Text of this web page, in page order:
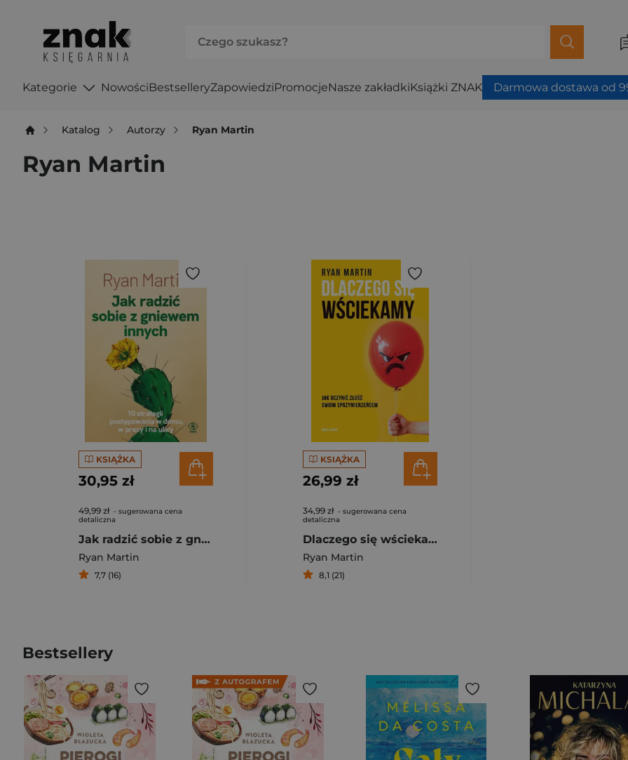
Kategorie NowościBestselleryZapowiedziPromocjeNasze zakładkiKsiążki ZNAK Darmowa dostawa od
Katalog Autorzy Ryan Martin
Ryan Martin
KSIĄŻKA
30,95 zł
49,99 zł - sugerowana cena
detaliczna
Jak radzić sobie z gniewem innych
Ryan Martin
7,7 (16)
KSIĄŻKA
26,99 zł
34,99 zł - sugerowana cena
detaliczna
Dlaczego się wściekamy. Jak uczynić złość swoim sprzymierzeńcem
Ryan Martin
8,1 (21)
Bestsellery